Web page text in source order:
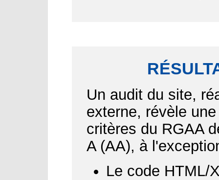
Un audit du site,
externe, révèle
critères du RGAA
A (AA), à
Le code HTML/